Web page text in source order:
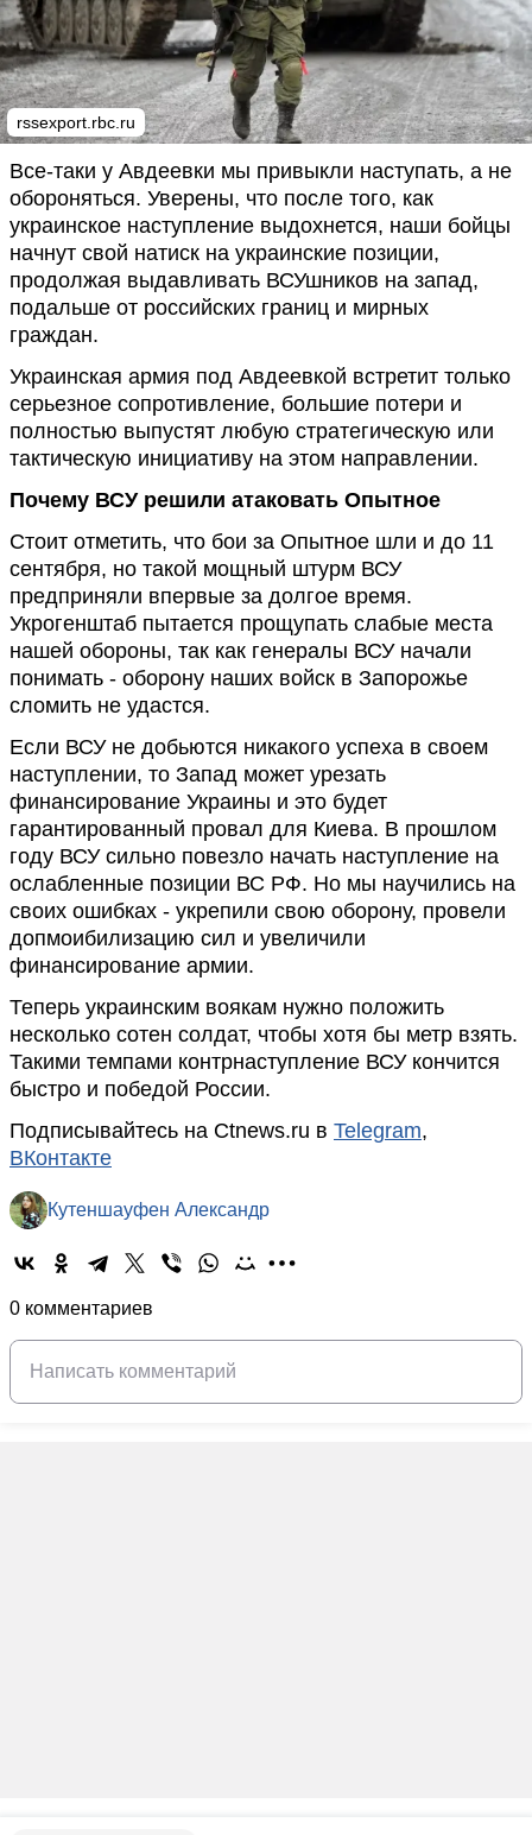
rssexport.rbc.ru
Все-таки у Авдеевки мы привыкли наступать, а не
обороняться. Уверены, что после того, как
украинское наступление выдохнется, наши бойцы
начнут свой натиск на украинские позиции,
продолжая выдавливать ВСУшников на запад,
подальше от российских границ и мирных
граждан.
Украинская армия под Авдеевкой встретит только
серьезное сопротивление, большие потери и
полностью выпустят любую стратегическую или
тактическую инициативу на этом направлении.
Почему ВСУ решили атаковать Опытное
Стоит отметить, что бои за Опытное шли и до 11
сентября, но такой мощный штурм ВСУ
предприняли впервые за долгое время.
Укрогенштаб пытается прощупать слабые места
нашей обороны, так как генералы ВСУ начали
понимать - оборону наших войск в Запорожье
сломить не удастся.
Если ВСУ не добьются никакого успеха в своем
наступлении, то Запад может урезать
финансирование Украины и это будет
гарантированный провал для Киева. В прошлом
году ВСУ сильно повезло начать наступление на
ослабленные позиции ВС РФ. Но мы научились на
своих ошибках - укрепили свою оборону, провели
допмоибилизацию сил и увеличили
финансирование армии.
Теперь украинским воякам нужно положить
несколько сотен солдат, чтобы хотя бы метр взять.
Такими темпами контрнаступление ВСУ кончится
быстро и победой России.
Подписывайтесь на Ctnews.ru в Telegram,
ВКонтакте
Кутеншауфен Александр
0 комментариев